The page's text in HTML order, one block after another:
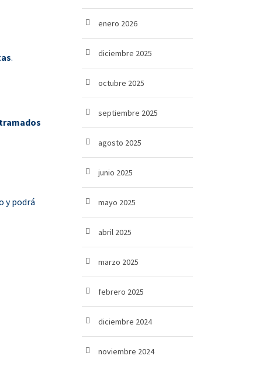
.
y podrá
enero 2026
diciembre 2025
octubre 2025
septiembre 2025
agosto 2025
junio 2025
mayo 2025
abril 2025
marzo 2025
febrero 2025
diciembre 2024
noviembre 2024